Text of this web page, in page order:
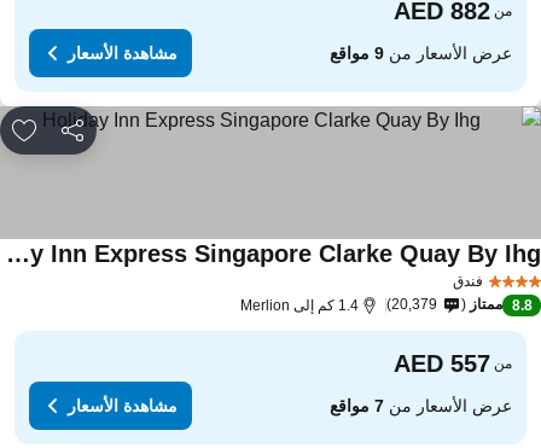
من
عرض الأسعار من9 مواقع مشاهدة الأسعار
مشاركة
فندق
Holiday Inn Express Singapore Clarke Quay By Ihg
8.8 ممتاز 20,379 1.4 كم إلى Merlion
من
عرض الأسعار من7 مواقع مشاهدة الأسعار